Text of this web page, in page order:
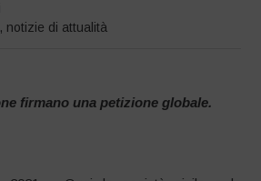
, notizie di attualità
firmano una petizione globale.